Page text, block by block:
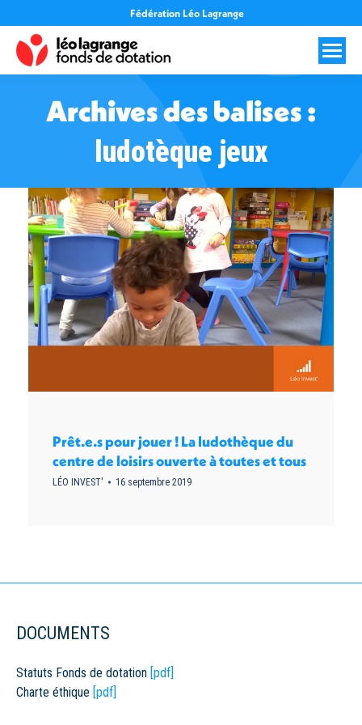
Fédération Léo Lagrange
Archives des balises :
ludotèque jeux
Vous êtes ici :
Prêt.e.s pour jouer ! La ludothèque du
centre de loisirs ouverte à toutes et tous
LÉO INVEST' 16 septembre 2019
DOCUMENTS
Statuts Fonds de dotation [pdf]
Charte éthique [pdf]